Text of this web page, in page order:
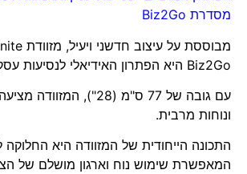
מסדרת Biz2Go
Biz2Go היא הפתרון האידיאלי לנסיעות עסקיות.
עם גובה של 77 ס"מ (28"),
ונוחות מרבית.
התכונה הייחודית של המזוודה היא החלוקה
המאפשרת שימוש נוח וארגון מושלם של